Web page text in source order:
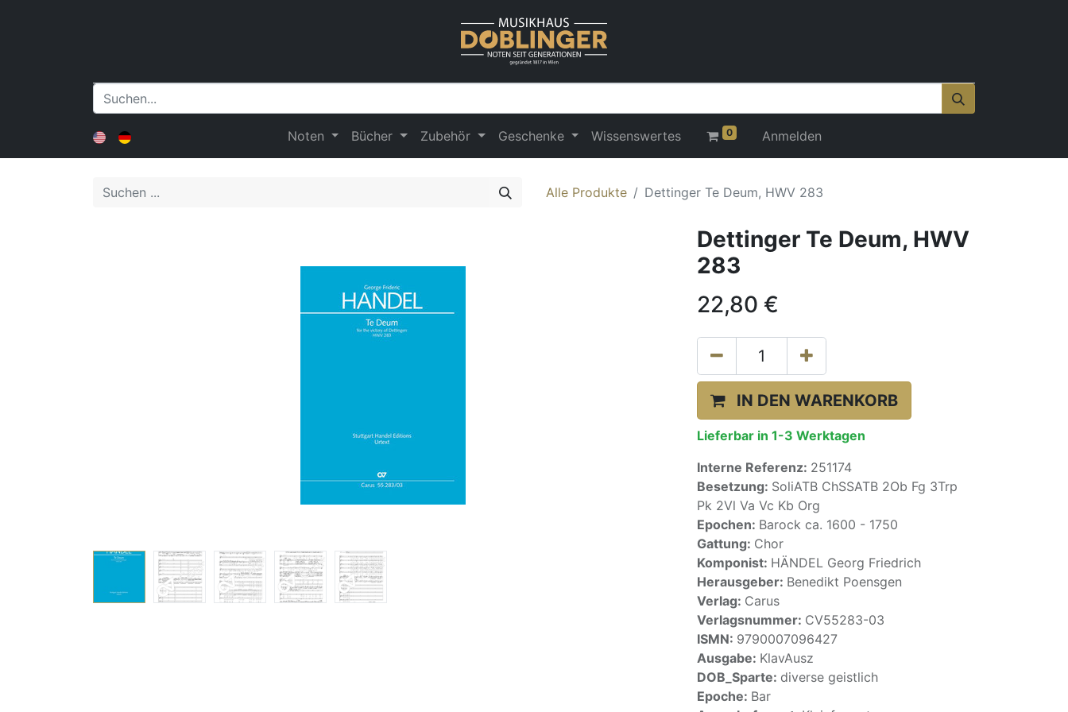
Noten Bücher Zubehör Geschenke Wissenswertes 0 Anmelden
Alle Produkte Dettinger Te Deum, HWV 283
Dettinger Te Deum, HWV
283
22,80 €
IN DEN WARENKORB
Lieferbar in 1-3 Werktagen
Interne Referenz: 251174
Besetzung: SoliATB ChSSATB 2Ob Fg 3Trp
Pk 2Vl Va Vc Kb Org
Epochen: Barock ca. 1600 - 1750
Gattung: Chor
Komponist: HÄNDEL Georg Friedrich
Herausgeber: Benedikt Poensgen
Verlag: Carus
Verlagsnummer: CV55283-03
ISMN: 9790007096427
Ausgabe: KlavAusz
DOB_Sparte: diverse geistlich
Epoche: Bar